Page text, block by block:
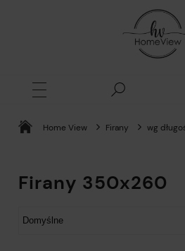
Home View Firany wg
Firany 350x260